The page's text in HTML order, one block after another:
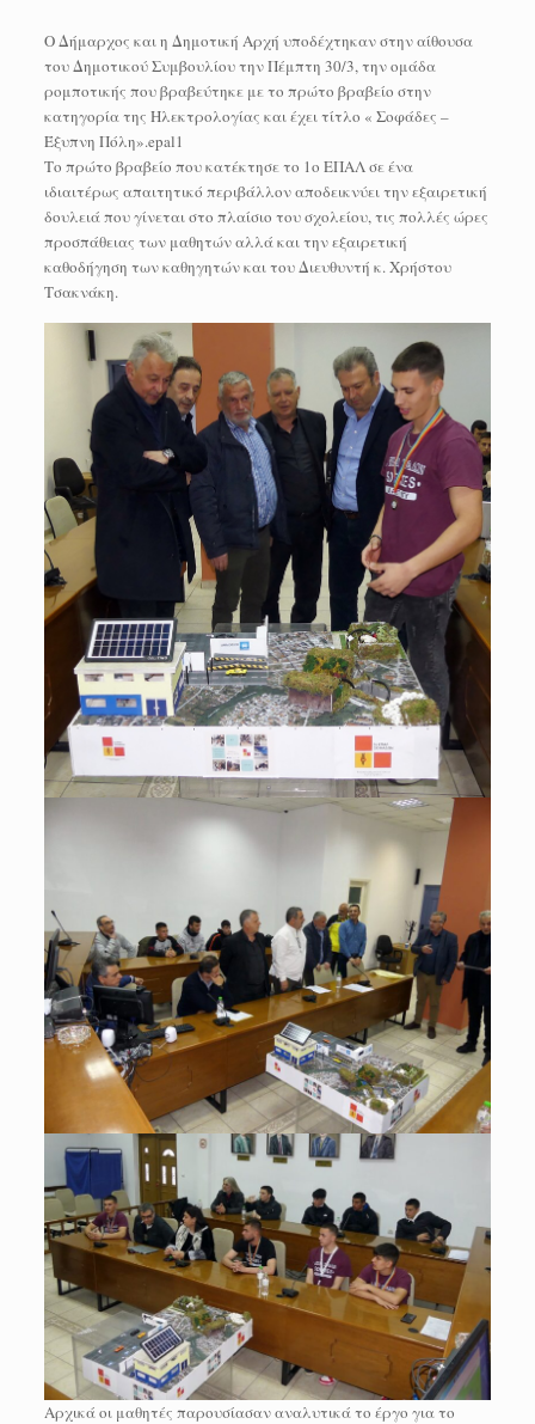
Ο Δήμαρχος και η Δημοτική Αρχή υποδέχτηκαν στην αίθουσα
του Δημοτικού Συμβουλίου την Πέμπτη 30/3, την ομάδα
ρομποτικής που βραβεύτηκε με το πρώτο βραβείο στην
κατηγορία της Ηλεκτρολογίας και έχει τίτλο « Σοφάδες –
Έξυπνη Πόλη».epal1
Το πρώτο βραβείο που κατέκτησε το 1ο ΕΠΑΛ σε ένα
ιδιαιτέρως απαιτητικό περιβάλλον αποδεικνύει την εξαιρετική
δουλειά που γίνεται στο πλαίσιο του σχολείου, τις πολλές ώρες
προσπάθειας των μαθητών αλλά και την εξαιρετική
καθοδήγηση των καθηγητών και του Διευθυντή κ. Χρήστου
Τσακνάκη.
Αρχικά οι μαθητές παρουσίασαν αναλυτικά το έργο για το